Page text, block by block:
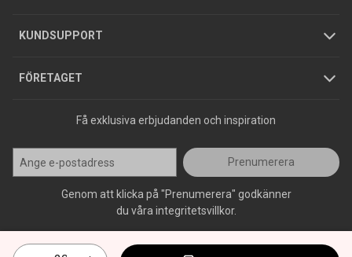
KUNDSUPPORT
Varumärken
FÖRETAGET
Jobba hos oss
Press
Få exklusiva erbjudanden och inspiration
Prenumerera
Genom att klicka på "Prenumerera" godkänner
du våra integritetsvillkor.